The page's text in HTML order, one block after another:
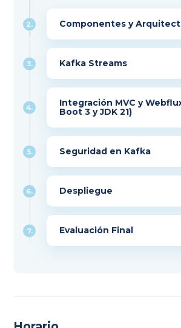
2. Componentes y
3. Kafka Streams
4.
Integración MVC y
Boot 3 y JDK 21)
5. Seguridad en Kafka
6. Despliegue
7. Evaluación Final